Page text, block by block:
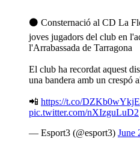
⚫ Consternació al CD La
joves jugadors del club en
l'Arrabassada de Tarragona
El club ha recordat aquest
una bandera amb un crespó
📲 https://t.co/DZKb0wYkjE
pic.twitter.com/nXIzguLuD2
— Esport3 (@esport3) June